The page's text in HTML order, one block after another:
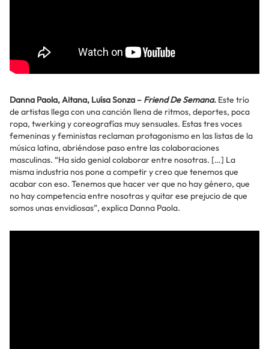
Danna Paola, Aitana, Luísa Sonza – Friend De Semana. Este trío
de artistas llega con una canción llena de ritmos, deportes, poca
ropa, twerking y coreografías muy sensuales. Estas tres voces
femeninas y feministas reclaman protagonismo en las listas de la
música latina, abriéndose paso entre las colaboraciones
masculinas. “Ha sido genial colaborar entre nosotras. […] La
misma industria nos pone a competir y creo que tenemos que
acabar con eso. Tenemos que hacer ver que no hay género, que
no hay competencia entre nosotras y quitar ese prejucio de que
somos unas envidiosas”, explica Danna Paola.